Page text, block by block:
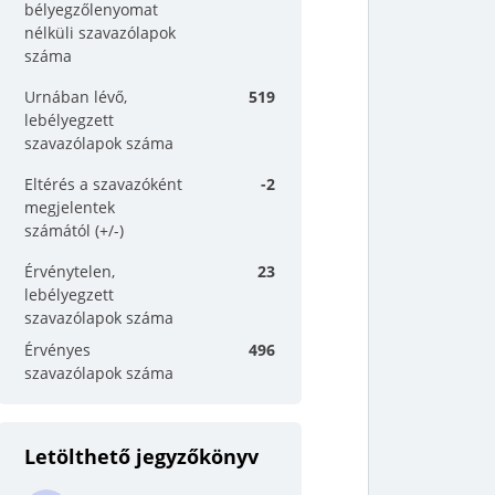
bélyegzőlenyomat
nélküli szavazólapok
száma
Urnában lévő,
lebélyegzett
szavazólapok száma
519
Eltérés a szavazóként
megjelentek
számától (+/-)
-2
Érvénytelen,
lebélyegzett
szavazólapok száma
23
Érvényes
szavazólapok száma
496
Letölthető jegyzőkönyv